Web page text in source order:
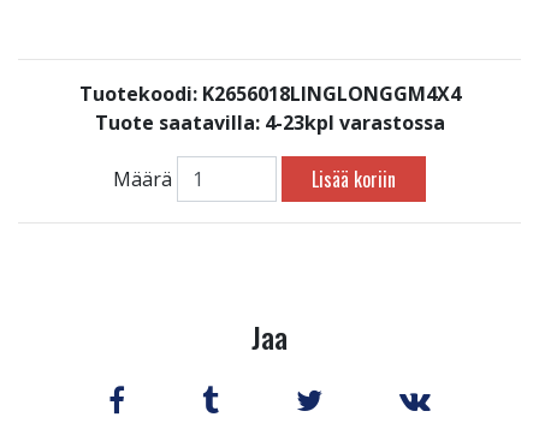
Tuotekoodi: K2656018LINGLONGGM4X4
Tuote saatavilla: 4-23kpl varastossa
Määrä Lisää koriin
Jaa